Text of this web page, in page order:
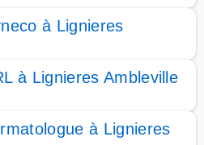
à Lignieres
à Lignieres Ambleville
à Lignieres